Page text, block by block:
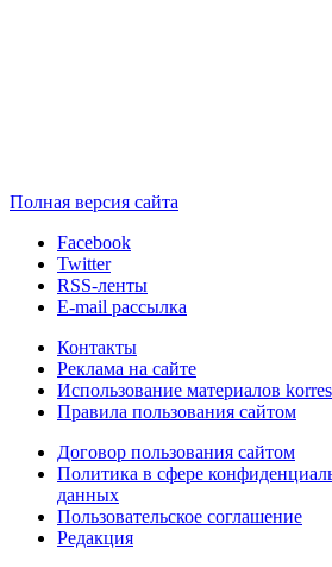
Полная версия сайта
Facebook
Twitter
RSS-ленты
E-mail рассылка
Контакты
Реклама на сайте
Использование материалов
Правила пользования сайтом
Договор пользования сайтом
Политика в сфере
данных
Пользовательское соглашение
Редакция